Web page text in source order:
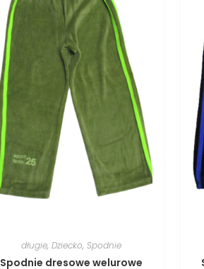
długie,Dziecko,Spodnie
Spodnie dresowe welurowe